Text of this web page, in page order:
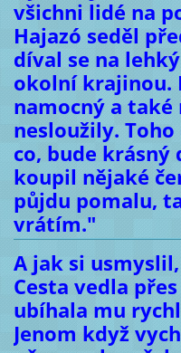
všichni lidé na
Hajazó seděl
díval se na
okolní krajinou.
namocný a
nesloužily.
co, bude krásný
koupil nějaké
půjdu pomalu,
vrátím."
A jak si
Cesta vedla
ubíhala mu
Jenom když